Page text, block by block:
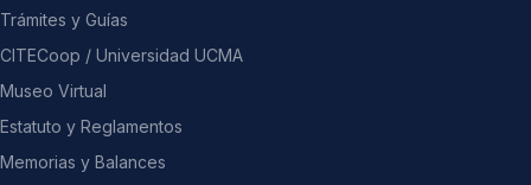
Trámites y Guías
CITECoop / Universidad UCMA
Museo Virtual
Estatuto y Reglamentos
Memorias y Balances